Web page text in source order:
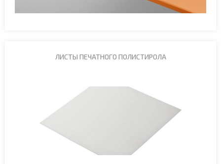
ЛИСТЫ ПЕЧАТНОГО ПОЛИСТИРОЛА